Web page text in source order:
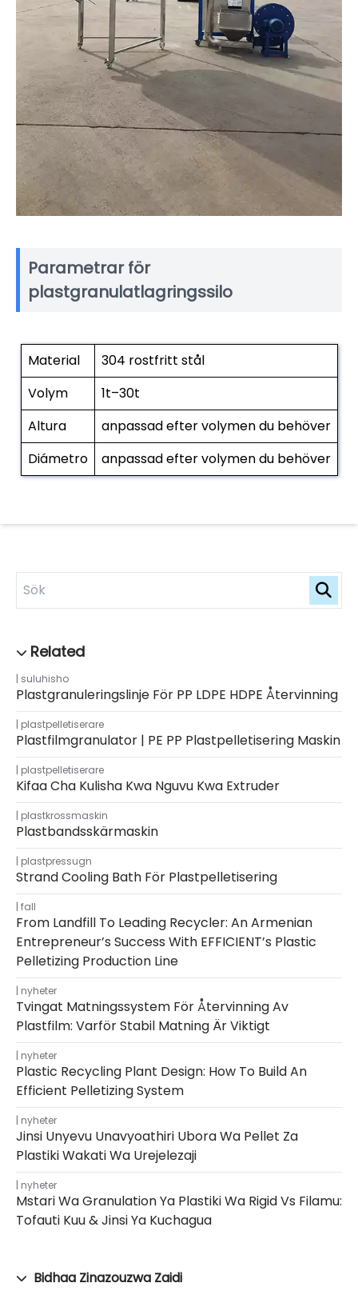
Parametrar för
plastgranulatlagringssilo
Material
304 rostfritt stål
Volym
1t–30t
Altura
anpassad efter volymen du behöver
Diámetro
anpassad efter volymen du behöver
suluhisho
Plastgranuleringslinje För PP LDPE HDPE Återvinning
plastpelletiserare
Plastfilmgranulator | PE PP Plastpelletisering Maskin
plastpelletiserare
Kifaa Cha Kulisha Kwa Nguvu Kwa Extruder
plastkrossmaskin
Plastbandsskärmaskin
plastpressugn
Strand Cooling Bath För Plastpelletisering
fall
From Landfill To Leading Recycler: An Armenian
Entrepreneur’s Success With EFFICIENT’s Plastic
Pelletizing Production Line
nyheter
Tvingat Matningssystem För Återvinning Av
Plastfilm: Varför Stabil Matning Är Viktigt
nyheter
Plastic Recycling Plant Design: How To Build An
Efficient Pelletizing System
nyheter
Jinsi Unyevu Unavyoathiri Ubora Wa Pellet Za
Plastiki Wakati Wa Urejelezaji
nyheter
Mstari Wa Granulation Ya Plastiki Wa Rigid Vs Filamu:
Tofauti Kuu & Jinsi Ya Kuchagua
Bidhaa Zinazouzwa Zaidi